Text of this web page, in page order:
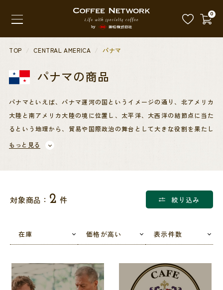
0
TOP CENTRAL AMERICA パナマ
パナマの商品
パナマといえば、パナマ運河の国というイメージの通り、北アメリカ
大陸と南アメリカ大陸の境に位置し、太平洋、大西洋の結節点に当た
るという地理から、貿易や国際政治の舞台として大きな役割を果たし
ています。
国土はパナマ運河によって二分されています。全体的に山脈が多く、
っています。熱帯性気候の豊富な降水量のもと、まろやかで調和の取
れたカップのパナマコーヒーが生み出されています。
パナマは、元々はコーヒー産地としてあまり有名ではありませんでし
ィピカなどの在来品種が多く作られているのも魅力です。
もっと見る
対象商品： 2 件 絞り込み
在庫 価格が高い 表示件数